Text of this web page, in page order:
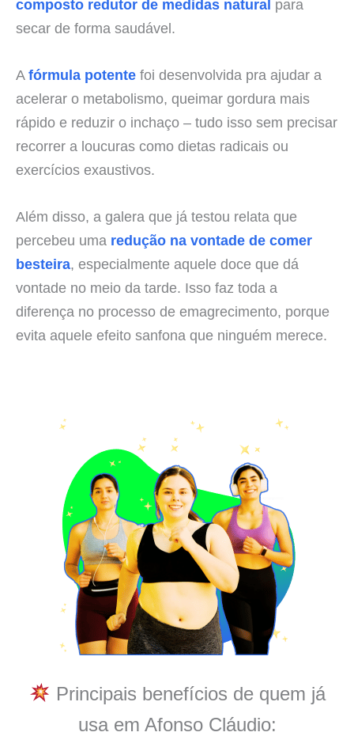
composto redutor de medidas natural para
secar de forma saudável.
Afórmula potente foi desenvolvida pra ajudar a
acelerar o metabolismo, queimar gordura mais
rápido e reduzir o inchaço – tudo isso sem precisar
recorrer a loucuras como dietas radicais ou
exercícios exaustivos.
Além disso, a galera que já testou relata que
percebeu uma redução na vontade de comer
besteira, especialmente aquele doce que dá
vontade no meio da tarde. Isso faz toda a
diferença no processo de emagrecimento, porque
evita aquele efeito sanfona que ninguém merece.
Principais benefícios de quem já
usa em Afonso Cláudio: